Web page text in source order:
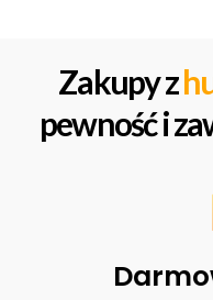
Zakupy z
pewność i